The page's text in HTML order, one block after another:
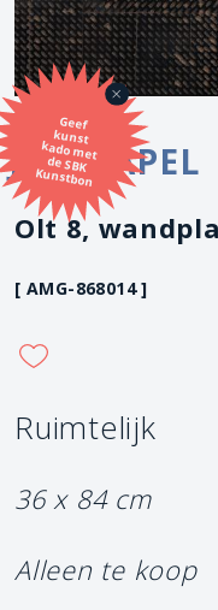
Geef
kunst
kado met
de SBK
Kunstbon
JEF STAPEL
Olt 8,
[ AMG-868014 ]
Ruimtelijk
36 x 84 cm
Alleen te koop